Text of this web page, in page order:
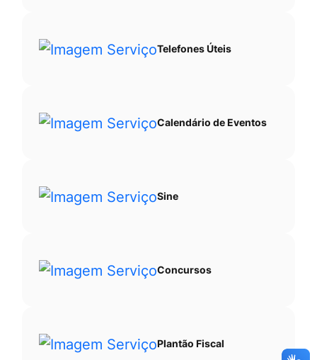
Telefones Úteis
Calendário de Eventos
Sine
Concursos
Plantão Fiscal